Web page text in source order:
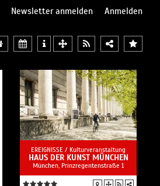
Newsletter anmelden
Anmelden
EREIGNISSE / Kulturveranstaltung
HAUS DER KUNST MÜNCHEN
München, Prinzregentenstraße 1